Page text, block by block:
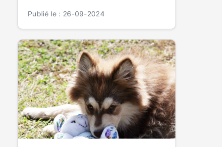
Publié le : 26-09-2024